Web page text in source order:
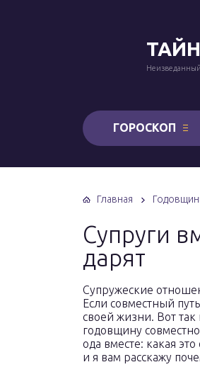
ГОРОСКОП
Главная
Супруги
дарят
Супружеские
Если совместный
своей жизни. Вот
годовщину
ода вместе: какая
и я вам расскажу